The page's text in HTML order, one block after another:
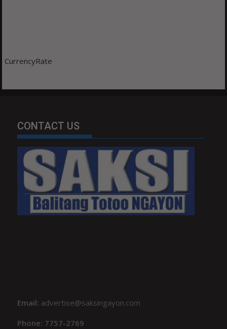
CurrencyRate
CONTACT US
Email: advertise@saksingayon.com
Phone: 7757-2769